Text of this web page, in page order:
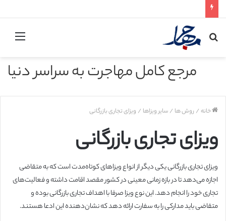
جستجو
مرجع کامل مهاجرت به سراسر دنیا
خانه / روش ها / سایر ویزاها / ویزای تجاری بازرگانی
ویزای تجاری بازرگانی
ویزای تجاری بازرگانی یکی دیگر از انواع ویزاهای کوتاه‌مدت است که به متقاضی
اجازه می‌دهد تا در بازه زمانی معینی در کشور مقصد اقامت داشته و فعالیت‌های
تجاری خود را انجام دهد. این نوع ویزا صرفا با اهداف تجاری بازرگانی بوده و
متقاضی باید مدارکی را به سفارت ارائه دهد که نشان‌دهنده این ادعا هستند.